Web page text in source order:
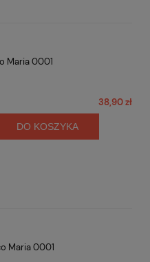
Maria 0001
38,90 zł
DO KOSZYKA
Maria 0001